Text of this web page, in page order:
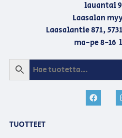
lauantai
Laasalan
Laasalantie 871,
ma-pe 8-16
TUOTTEET